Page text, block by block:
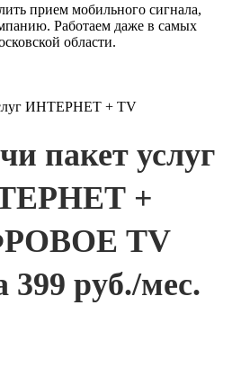
прием мобильного сигнала,
Работаем даже в самых
области.
пакет услуг
+
TV
399 руб./мес.